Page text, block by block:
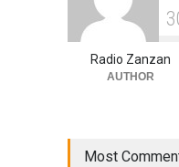
3
Radio Zanzan
AUTHOR
Most